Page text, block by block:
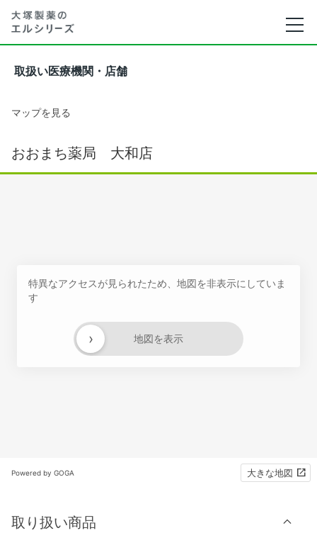
取扱い医療機関・店舗
マップを見る
おおまち薬局 大和店
特異なアクセスが見られたため、地図を非表示にしていま
す
地図を表示
›
Powered by GOGA 大きな地図
取り扱い商品